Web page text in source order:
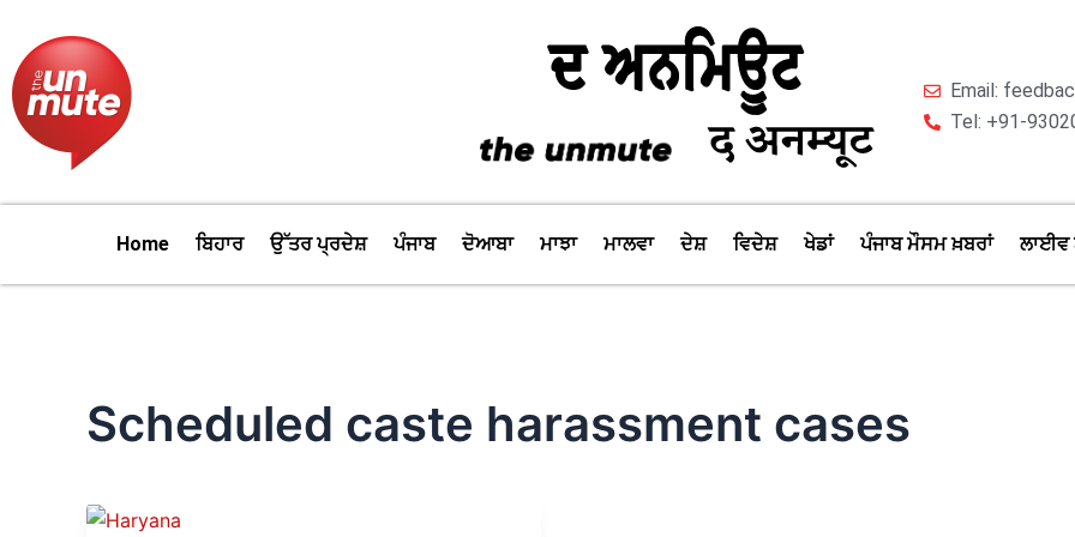
content
Email:
Tel: +91-
Home ਬਿਹਾਰ ਉੱਤਰ ਪ੍ਰਦੇਸ਼ ਪੰਜਾਬ ਦੋਆਬਾ ਮਾਝਾ ਮਾਲਵਾ ਦੇਸ਼ ਵਿਦੇਸ਼ ਖੇਡਾਂ ਪੰਜਾਬ ਮੌਸਮ ਖ਼ਬਰਾਂ ਲਾਈਵ
Scheduled caste harassment cases